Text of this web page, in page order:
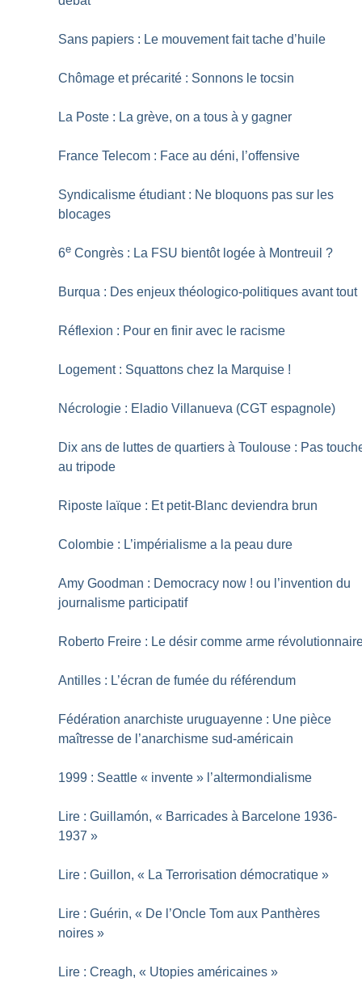
Sans papiers : Le mouvement fait tache d’huile
Chômage et précarité : Sonnons le tocsin
La Poste : La grève, on a tous à y gagner
France Telecom : Face au déni, l’offensive
Syndicalisme étudiant : Ne bloquons pas sur les
blocages
6e Congrès : La FSU bientôt logée à Montreuil ?
Burqua : Des enjeux théologico-politiques avant tout
Réflexion : Pour en finir avec le racisme
Logement : Squattons chez la Marquise !
Nécrologie : Eladio Villanueva (CGT espagnole)
Dix ans de luttes de quartiers à Toulouse : Pas
au tripode
Riposte laïque : Et petit-Blanc deviendra brun
Colombie : L’impérialisme a la peau dure
Amy Goodman : Democracy now ! ou l’invention du
journalisme participatif
Roberto Freire : Le désir comme arme
Antilles : L’écran de fumée du référendum
Fédération anarchiste uruguayenne : Une pièce
maîtresse de l’anarchisme sud-américain
1999 : Seattle « invente » l’altermondialisme
Lire : Guillamón, « Barricades à Barcelone 1936-
1937 »
Lire : Guillon, « La Terrorisation démocratique »
Lire : Guérin, « De l’Oncle Tom aux Panthères
noires »
Lire : Creagh, « Utopies américaines »